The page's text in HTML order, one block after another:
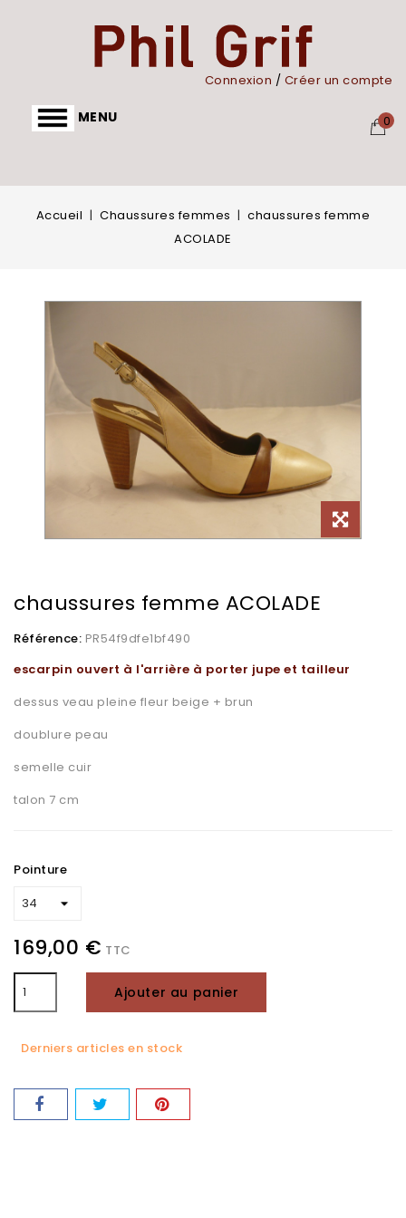
Connexion / Créer un compte
0
MENU
Accueil Chaussures femmes
chaussures femme
ACOLADE
chaussures femme ACOLADE
Référence: PR54f9dfe1bf490
escarpin ouvert à l'arrière à porter jupe et tailleur
dessus veau pleine fleur beige + brun
doublure peau
semelle cuir
talon 7 cm
Pointure
169,00 € TTC
Ajouter au panier
Derniers articles en stock